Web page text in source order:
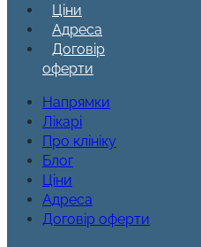
Ціни
Адреса
Договір
оферти
Напрямки
Лікарі
Про клініку
Блог
Ціни
Адреса
Договір оферти